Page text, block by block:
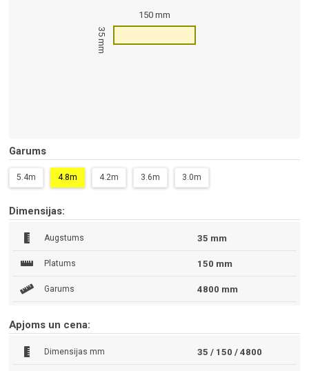
150 mm
35 mm
Garums
5.4m 4.8m 4.2m 3.6m 3.0m
Dimensijas:
Augstums 35 mm
Platums 150 mm
Garums 4800 mm
Apjoms un cena:
Dimensijas mm 35 / 150 / 4800